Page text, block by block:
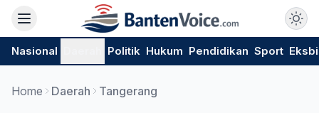
Nasional Politik Hukum Pendidikan Sport
Home Daerah Tangerang